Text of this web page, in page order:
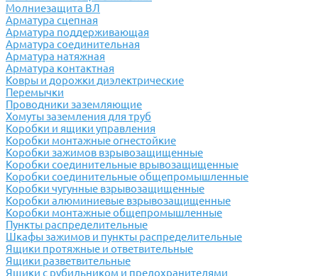
Молниезащита ВЛ
Арматура сцепная
Арматура поддерживающая
Арматура соединительная
Арматура натяжная
Арматура контактная
Ковры и дорожки диэлектрические
Перемычки
Проводники заземляющие
Хомуты заземления для труб
Коробки и ящики управления
Коробки монтажные огнестойкие
Коробки зажимов взрывозащищенные
Коробки соединительные врывозащищенные
Коробки соединительные общепромышленные
Коробки чугунные взрывозащищенные
Коробки алюминиевые взрывозащищенные
Коробки монтажные общепромышленные
Пункты распределительные
Шкафы зажимов и пункты распределительные
Ящики протяжные и ответвительные
Ящики разветвительные
Ящики с рубильником и предохранителями